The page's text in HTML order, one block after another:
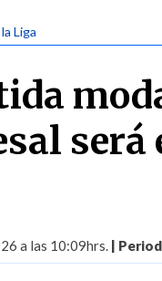
Liga
a las 10:09hrs. |